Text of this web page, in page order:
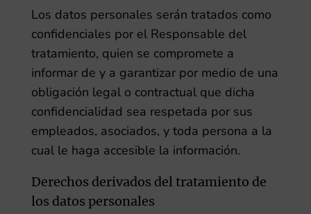
Los datos personales serán tratados como
confidenciales por el Responsable del
tratamiento, quien se compromete a
informar de y a garantizar por medio de una
obligación legal o contractual que dicha
confidencialidad sea respetada por sus
empleados, asociados, y toda persona a la
cual le haga accesible la información.
Derechos derivados del tratamiento de
los datos personales